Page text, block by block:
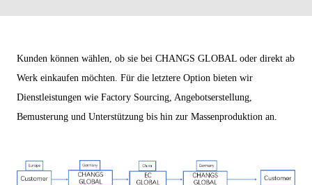
Kunden können wählen, ob sie bei CHANGS GLOBAL oder direkt ab
Werk einkaufen möchten. Für die letztere Option bieten wir
Dienstleistungen wie Factory Sourcing, Angebotserstellung,
Bemusterung und Unterstützung bis hin zur Massenproduktion an.